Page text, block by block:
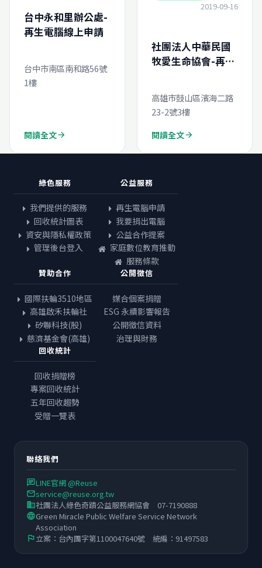
台中永和里辦公處-
再生電腦線上申請
台中市南區南和路56號
1樓
閱讀全文arrow_forward
2019-09-16
社團法人中華民國
牧愛生命協會-再生
高雄市鼓山區濱海二路
23-2號3樓
閱讀全文arrow_forward
綠色服務
我們提供的服務
回收統計圖表
資安與隱私權政策
管理後台登入
公益服務
再生電腦申請
我要捐出電腦
公益合作提案
家庭數位教育推動
服務條款
贊助合作
國際扶輪3510地區
高雄啟禾扶輪社
矽聯科技(股)
慈濟基金會(高雄)
公開徵信
媒合個案捐贈
ESG 永續影響報告
公開徵信資料
治理與財務
回收統計
回收捐贈榜
專案回收統計
五年回收趨勢
受贈一覽表
聯絡我們
chatLINE官網 @Reuse
emailservice@reuse.org.tw
business社團法人綠色奇蹟公益服務網協會 07-7190888
languageGreen Miracle Public Welfare Service Network
Association
flag立案：台內團字第1100047640號 統編：91497583